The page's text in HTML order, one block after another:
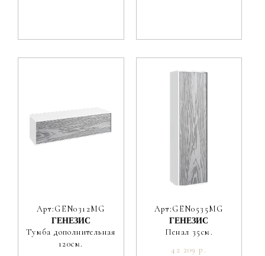
Арт:GEN0312MG
ГЕНЕЗИС
Тумба дополнительная
120см.
Арт:GEN0535MG
ГЕНЕЗИС
Пенал 35см.
42 209 р.